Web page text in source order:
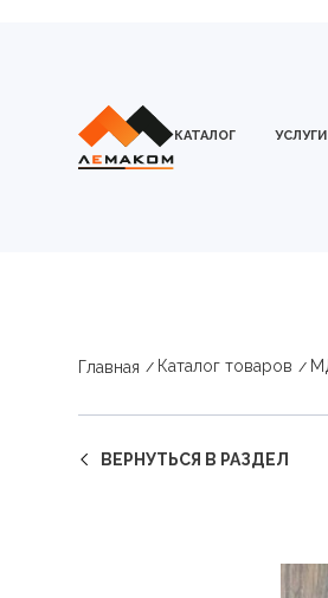
КАТАЛОГ УСЛУГИ
Главная Каталог товаров
ВЕРНУТЬСЯ В РАЗДЕЛ